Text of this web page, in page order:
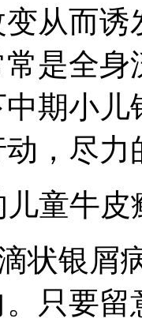
从而
是全
期小
，尽力
童牛皮
状银屑
。只要